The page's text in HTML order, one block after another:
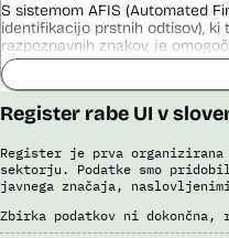
S sistemom AFIS (Automated
identifikacijo prstnih odtisov),
razpoznavnih znakov, je
Viri:
Brošura 60 let informacijsko
Odgovor na zahtevo za dostop
Register rabe UI v
Register je prva organizirana
sektorju. Podatke smo
javnega značaja,
Zbirka podatkov ni